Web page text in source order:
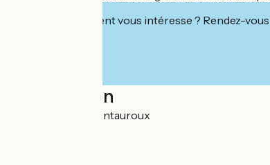
Cet établissement vous intéresse ? Rendez-
Localisation
RD 562 83440 Montauroux